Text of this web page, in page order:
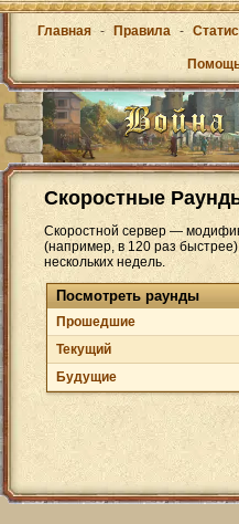
Главная - Правила -
Скоростные
Скоростной сервер —
(например, в 120 раз
нескольких недель.
Посмотреть раунды
Прошедшие
Текущий
Будущие